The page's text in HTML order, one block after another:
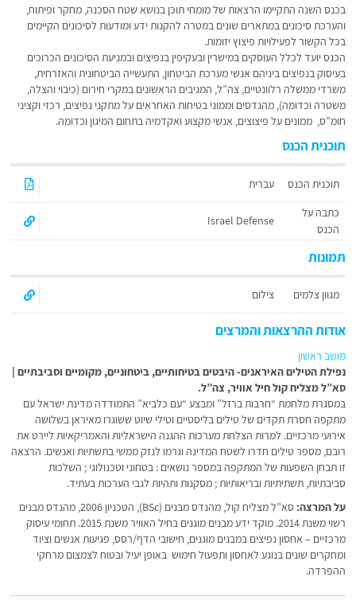
בכנס השנה התקיימו הרצאות של מומחי תוכן בנושא שטח הסכנה, מחקר ופיתוח,
והערכת סיכונים במתארים שונים במטרה להקנות ידע ומודעות לסיכונים הקיימים
בכל הקשור לפעילויות פיצוץ יזומות.
הכנס יועד לכלל העוסקים במישרין ובעקיפין בנפיצים ובמניעת הסיכונים הכרוכים
בעיסוק בנפיצים ביניהם אנשי מערכת הביטחון, התעשייה הביטחונית והאזרחית,
משרדי ממשלה רלוונטיים, צה”ל, המגיבים הראשונים במקרי חירום (כיבוי והצלה,
משטרה וכדומה), מהנדסים וממוני בטיחות האחראים על מתקני נפיצים, רכזי וקציני
חומ”ס, ממונים על פיצוצים, אנשי מקצוע ואקדמיה בתחום המיגון וכדומה.
תוכנית הכנס
תוכנית הכנס
עברית
כתבה על
הכנס
Israel Defense
תמונות
מגוון צלמים צילום
אודות ההרצאות והמרצים
מושב ראשון
נפילת הטילים האיראנים- היבטים בטיחותיים, ביטחוניים, מקומיים וסביבתיים |
סא”ל מצליח קול חיל אוויר, צה”ל.
במסגרת מלחמת “חרבות ברזל” ומבצע “עם כלביא” התמודדה מדינת ישראל עם
מתקפה חסרת תקדים של טילים בליסטיים וטילי שיוט ששוגרו מאיראן בשלושה
אירועי מרכזיים. למרות הצלחת מערכות ההגנה הישראליות והאמריקאיות ליירט את
רובם, מספר טילים חדרו לשטח המדינה וגרמו לנזק ממשי בתשתיות ואנשים. הרצאה
זו תבחן השפעות של המתקפה במספר נושאים : בטחוני וטכנולוגי ; השלכות
סביבתיות, תשתיתיות ובריאותיות ; מסקנות ותהיות לגבי הערכות בעתיד.
על המרצה:
סא”ל מצליח קול, מהנדס מבנים (BSc), הטכניון 2006, מהנדס מבנים
רשוי משנת 2014. מוקד ידע מבנים מוגנים בחיל האוויר משנת 2015. תחומי עיסוק
מרכזיים – אחסון נפיצים במבנים מוגנים, חישובי הדף/רסס, פגיעות אנשים וציוד
ומחקרים שונים בנוגע לאחסון ותפעול חימוש באופן יעיל ובטוח לצמצום מרחקי
ההפרדה.